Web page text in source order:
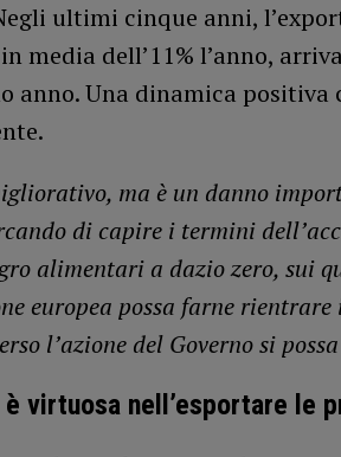
ultimi cinque anni,
media dell’11% l’anno,
anno. Una dinamica
ma è un danno
di capire i termini
alimentari a dazio zero, sui
europea possa farne
l’azione del Governo si
è virtuosa nell’esportare le